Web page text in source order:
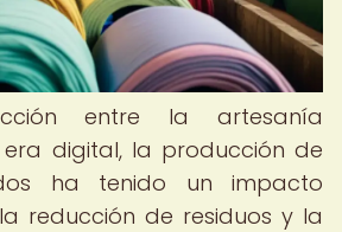
entre la artesanía
digital, la producción de
ha tenido un impacto
reducción de residuos y la